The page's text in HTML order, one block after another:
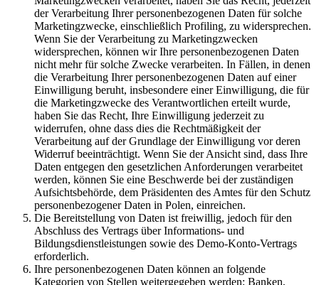
der Verarbeitung Ihrer personenbezogenen Daten für solche
Marketingzwecke, einschließlich Profiling, zu widersprechen.
Wenn Sie der Verarbeitung zu Marketingzwecken
widersprechen, können wir Ihre personenbezogenen Daten
nicht mehr für solche Zwecke verarbeiten. In Fällen, in denen
die Verarbeitung Ihrer personenbezogenen Daten auf einer
Einwilligung beruht, insbesondere einer Einwilligung, die für
die Marketingzwecke des Verantwortlichen erteilt wurde,
haben Sie das Recht, Ihre Einwilligung jederzeit zu
widerrufen, ohne dass dies die Rechtmäßigkeit der
Verarbeitung auf der Grundlage der Einwilligung vor deren
Widerruf beeinträchtigt. Wenn Sie der Ansicht sind, dass Ihre
Daten entgegen den gesetzlichen Anforderungen verarbeitet
werden, können Sie eine Beschwerde bei der zuständigen
Aufsichtsbehörde, dem Präsidenten des Amtes für den Schutz
personenbezogener Daten in Polen, einreichen.
Die Bereitstellung von Daten ist freiwillig, jedoch für den
Abschluss des Vertrags über Informations- und
Bildungsdienstleistungen sowie des Demo-Konto-Vertrags
erforderlich.
Ihre personenbezogenen Daten können an folgende
Kategorien von Stellen weitergegeben werden: Banken,